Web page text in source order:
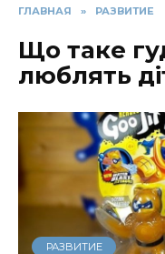
ГЛАВНАЯ » РАЗВИТИЕ
Що таке
люблять
РАЗВИТИЕ